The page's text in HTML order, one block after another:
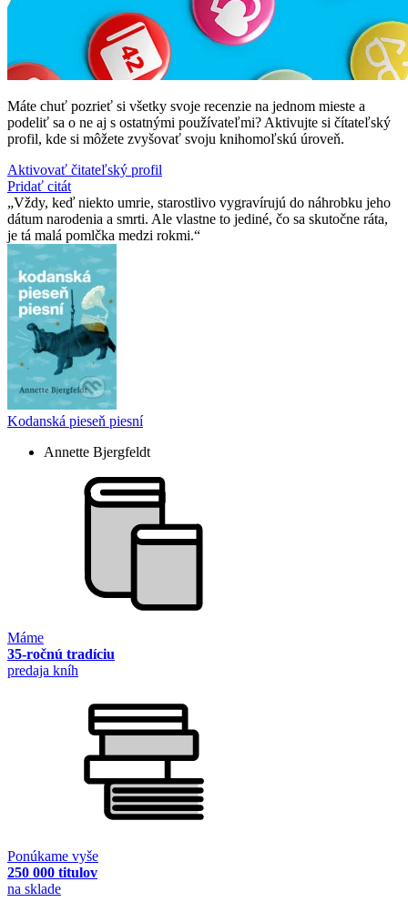
Máte chuť pozrieť si všetky svoje recenzie na jednom mieste a
podeliť sa o ne aj s ostatnými používateľmi? Aktivujte si čítateľský
profil, kde si môžete zvyšovať svoju knihomoľskú úroveň.
Aktivovať čitateľský profil
Pridať citát
Vždy, keď niekto umrie, starostlivo vygravírujú do náhrobku jeho
dátum narodenia a smrti. Ale vlastne to jediné, čo sa skutočne ráta,
je tá malá pomlčka medzi rokmi.
Kodanská pieseň piesní
Annette Bjergfeldt
Máme
35-ročnú tradíciu
predaja kníh
Ponúkame vyše
250 000 titulov
na sklade